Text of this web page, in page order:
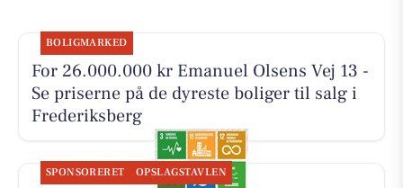
BOLIGMARKED
For 26.000.000 kr Emanuel Olsens Vej 13 -
Se priserne på de dyreste boliger til salg i
Frederiksberg
SPONSORERET OPSLAGSTAVLEN